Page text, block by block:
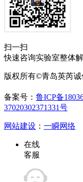
扫一扫
快速咨询实验室整体
版权所有©青岛英芮诚
备案号： 鲁ICP备
37020302371331号
网站建设 ： 一瞬网络
在线
客服